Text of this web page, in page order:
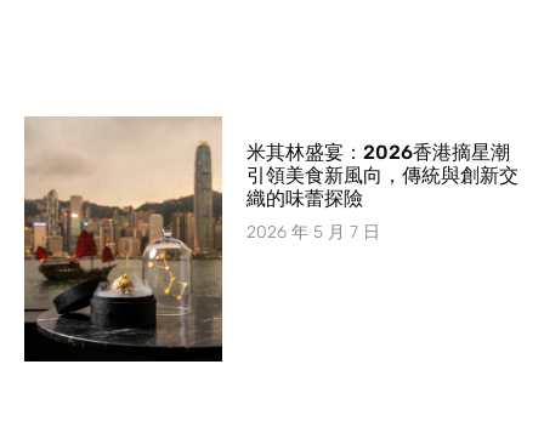
米其林盛宴：2026香港摘星潮
引領美食新風向，傳統與創新交
織的味蕾探險
2026 年 5 月 7 日